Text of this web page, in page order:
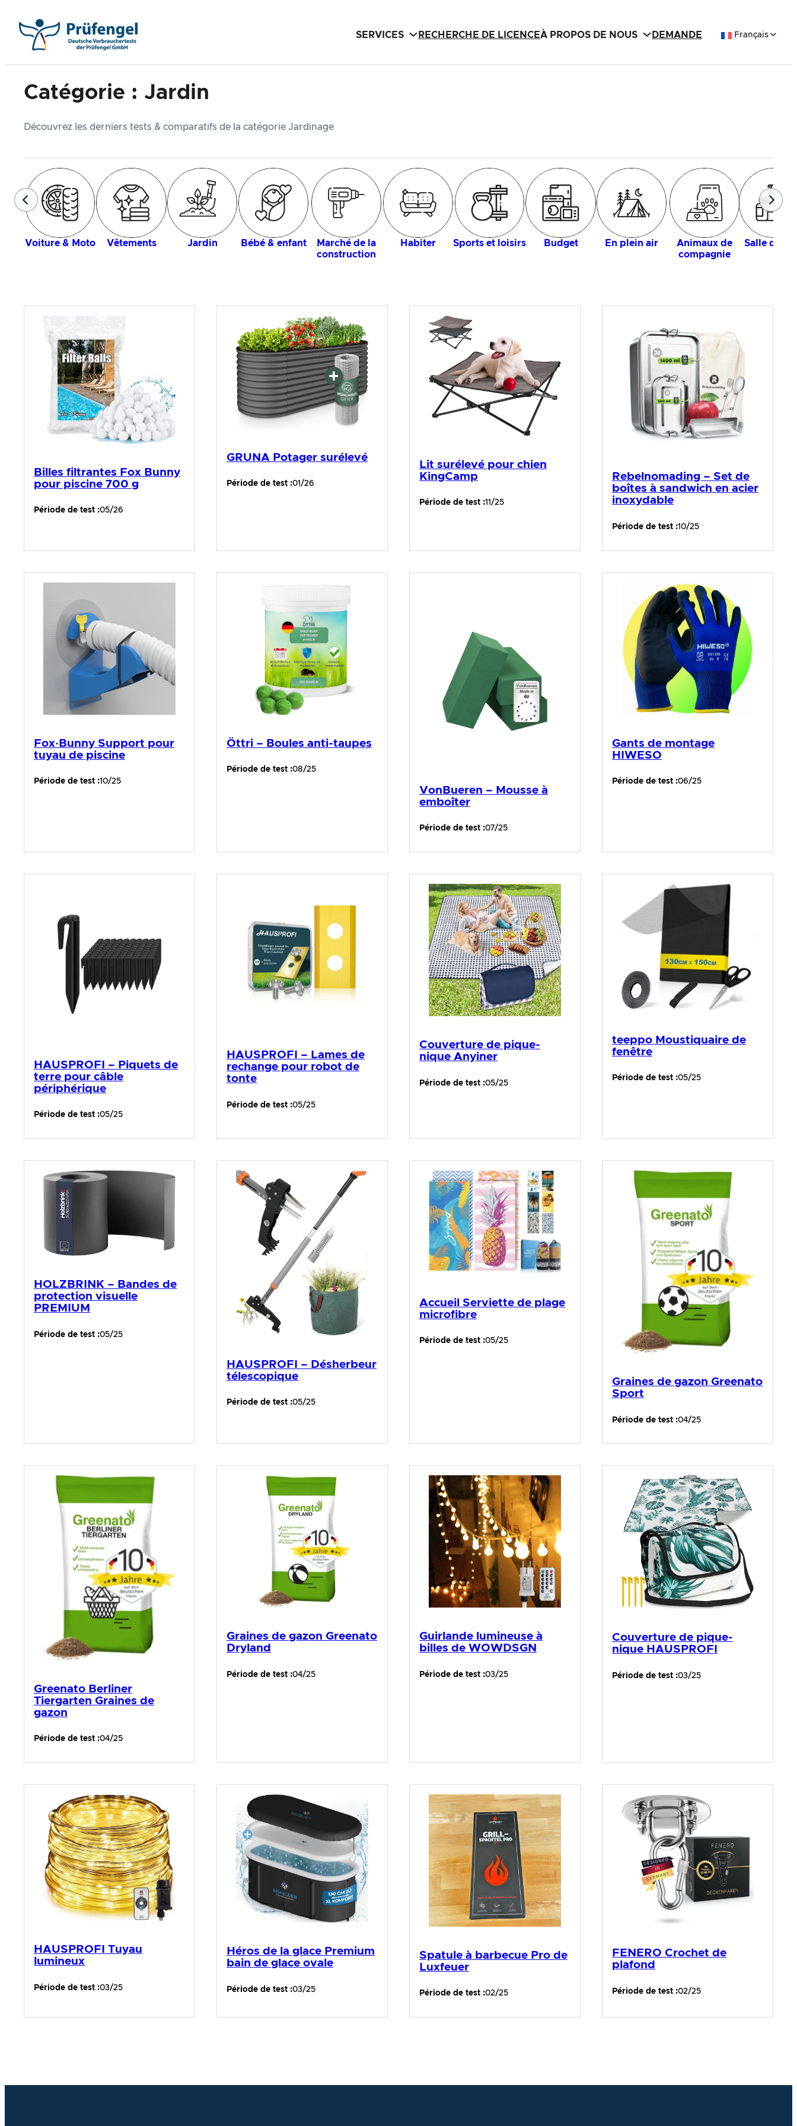
contenu
SERVICES RECHERCHE DE LICENCEÀ PROPOS DE NOUS DEMANDE Français
Catégorie : Jardin
Découvrez les derniers tests & comparatifs de la catégorie Jardinage
Voiture & Moto Vêtements Jardin Bébé & enfant
Marché de la
construction
Habiter Sports et loisirs Budget En plein air
Animaux de
compagnie
Salle de
Billes filtrantes Fox Bunny
pour piscine 700 g
Période de test :05/26
GRUNA Potager surélevé
Période de test :01/26
Lit surélevé pour chien
KingCamp
Période de test :11/25
Rebelnomading – Set de
boîtes à sandwich en acier
inoxydable
Période de test :10/25
Fox·Bunny Support pour
tuyau de piscine
Période de test :10/25
Öttri – Boules anti-taupes
Période de test :08/25
VonBueren – Mousse à
emboîter
Période de test :07/25
Gants de montage
HIWESO
Période de test :06/25
HAUSPROFI – Piquets de
terre pour câble
périphérique
Période de test :05/25
HAUSPROFI – Lames de
rechange pour robot de
tonte
Période de test :05/25
Couverture de pique-
nique Anyiner
Période de test :05/25
teeppo Moustiquaire de
fenêtre
Période de test :05/25
HOLZBRINK – Bandes de
protection visuelle
PREMIUM
Période de test :05/25
HAUSPROFI – Désherbeur
télescopique
Période de test :05/25
Accueil Serviette de plage
microfibre
Période de test :05/25
Graines de gazon Greenato
Sport
Période de test :04/25
Greenato Berliner
Tiergarten Graines de
gazon
Période de test :04/25
Graines de gazon Greenato
Dryland
Période de test :04/25
Guirlande lumineuse à
billes de WOWDSGN
Période de test :03/25
Couverture de pique-
nique HAUSPROFI
Période de test :03/25
HAUSPROFI Tuyau
lumineux
Période de test :03/25
Héros de la glace Premium
bain de glace ovale
Période de test :03/25
Spatule à barbecue Pro de
Luxfeuer
Période de test :02/25
FENERO Crochet de
plafond
Période de test :02/25